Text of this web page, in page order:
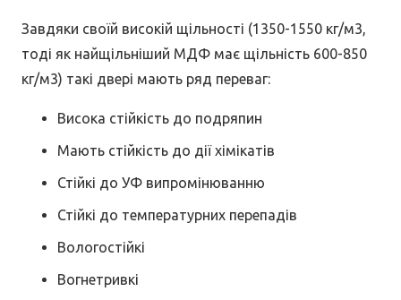
Завдяки своїй високій щільності (1350-1550 кг/м3,
тоді як найщільніший МДФ має щільність 600-850
кг/м3) такі двері мають ряд переваг:
Висока стійкість до подряпин
Мають стійкість до дії хімікатів
Стійкі до УФ випромінюванню
Стійкі до температурних перепадів
Вологостійкі
Вогнетривкі